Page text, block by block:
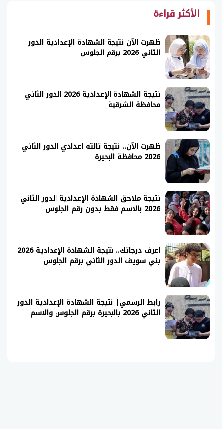
الأكثر قراءة
ظهرت الآن نتيجة الشهادة الإعدادية الدور
الثاني 2026 برقم الجلوس
نتيجة الشهادة الإعدادية 2026 الدور الثاني
محافظة الشرقية
ظهرت الآن.. نتيجة تالته اعدادي الدور الثاني
2026 محافظة البحيرة
نتيجة ملاحق الشهادة الإعدادية الدور الثاني
2026 بالاسم فقط بدون رقم الجلوس
اعرف درجاتك.. نتيجة الشهادة الإعدادية 2026
بني سويف الدور الثاني برقم الجلوس
رابط الرسمي| نتيجة الشهادة الإعدادية الدور
الثاني 2026 بالبحيرة برقم الجلوس والاسم